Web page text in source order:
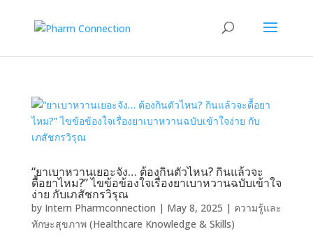
“ยาเบาหวานเยอะจัง… ต้องกินตัวไหน? กินแล้วจะ
ดื้อยาไหม?” ไขข้อข้องใจเรื่องยาเบาหวานฉบับเข้าใจ
ง่าย กับเภสัชกรวิรุณ
by Intern Pharmconnection | May 8, 2025 | ความรู้และ
ทักษะสุขภาพ (Healthcare Knowledge & Skills)